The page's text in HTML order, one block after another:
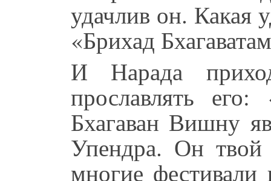
удачлив он. Какая
«Брихад
И Нарада
прославлять
Бхагаван Вишну
Упендра. Он твой
многие